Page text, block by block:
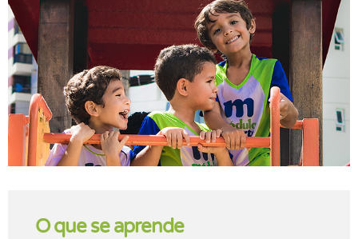
O que se aprende